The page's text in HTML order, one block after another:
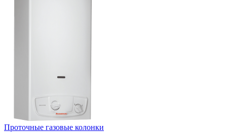
Проточные газовые колонки